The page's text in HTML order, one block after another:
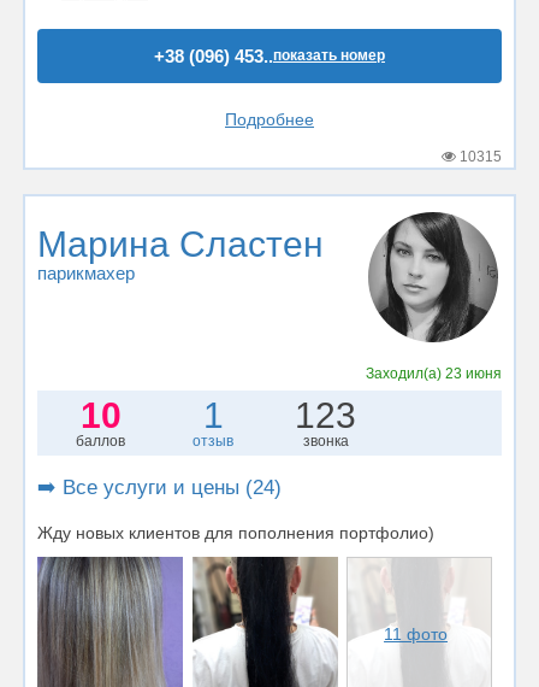
+38 (096) 453..показать номер
Подробнее
10315
Марина Сластен
парикмахер
Заходил(а) 23 июня
10
баллов
1
отзыв
123
звонка
➡️ Все услуги и цены (24)
Жду новых клиентов для пополнения портфолио)
11 фото